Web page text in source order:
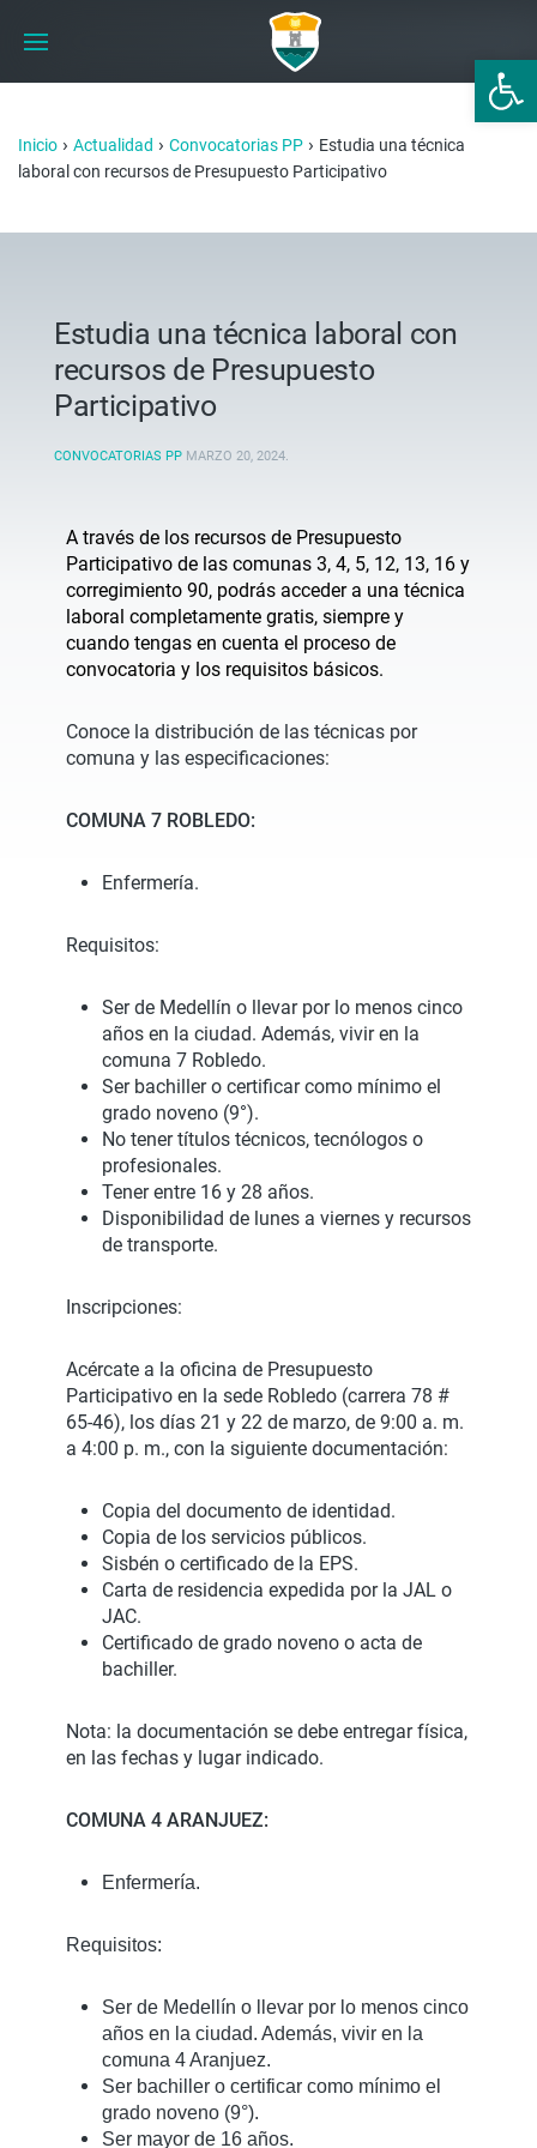
Abrir
Inicio › Actualidad › Convocatorias PP › Estudia una técnica
laboral con recursos de Presupuesto Participativo
Estudia una técnica laboral con
recursos de Presupuesto
Participativo
CONVOCATORIAS PP MARZO 20, 2024.
A través de los recursos de Presupuesto
Participativo de las comunas 3, 4, 5, 12, 13, 16 y
corregimiento 90, podrás acceder a una técnica
laboral completamente gratis, siempre y
cuando tengas en cuenta el proceso de
convocatoria y los requisitos básicos.
Conoce la distribución de las técnicas por
comuna y las especificaciones:
COMUNA 7 ROBLEDO:
Enfermería.
Requisitos:
Ser de Medellín o llevar por lo menos cinco
años en la ciudad. Además, vivir en la
comuna 7 Robledo.
Ser bachiller o certificar como mínimo el
grado noveno (9°).
No tener títulos técnicos, tecnólogos o
profesionales.
Tener entre 16 y 28 años.
Disponibilidad de lunes a viernes y recursos
de transporte.
Inscripciones:
Acércate a la oficina de Presupuesto
Participativo en la sede Robledo (carrera 78 #
65-46), los días 21 y 22 de marzo, de 9:00 a. m.
a 4:00 p. m., con la siguiente documentación:
Copia del documento de identidad.
Copia de los servicios públicos.
Sisbén o certificado de la EPS.
Carta de residencia expedida por la JAL o
JAC.
Certificado de grado noveno o acta de
bachiller.
Nota: la documentación se debe entregar física,
en las fechas y lugar indicado.
COMUNA 4 ARANJUEZ:
Enfermería.
Requisitos:
Ser de Medellín o llevar por lo menos cinco
años en la ciudad. Además, vivir en la
comuna 4 Aranjuez.
Ser bachiller o certificar como mínimo el
grado noveno (9°).
Ser mayor de 16 años.